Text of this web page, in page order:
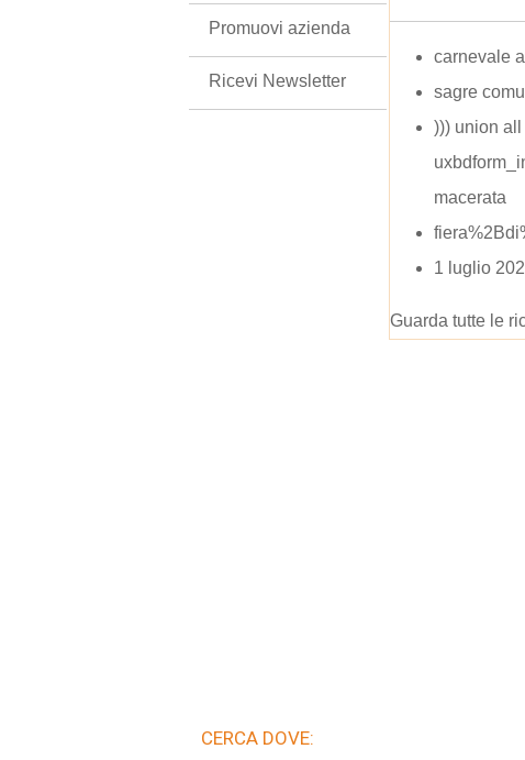
carnevale
sagre
))) union
macerata
1 luglio
Guarda tutte le
Promuovi azienda
Ricevi Newsletter
CERCA DOVE: